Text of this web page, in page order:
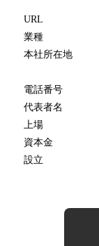
URL
業種
本社所在地
電話番号
代表者名
上場
資本金
設立